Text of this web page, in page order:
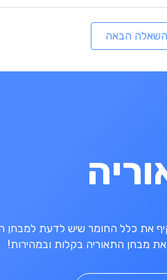
השאלה הבאה
את כלל החומר שיש לדעת למבחן
מבחן התאוריה בקלות ובמהירות!